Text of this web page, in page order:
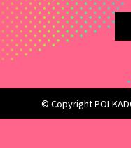
© Copyright